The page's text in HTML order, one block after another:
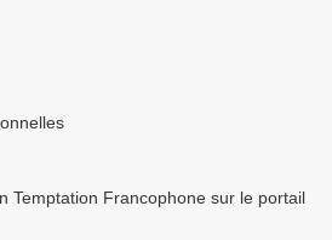
Temptation Francophone sur le portail